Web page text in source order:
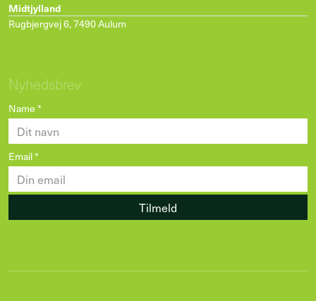
Midtjylland
Rugbjergvej 6,7490 Aulum
Nyhedsbrev
Name*
Email*
Tilmeld